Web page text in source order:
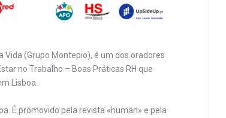
Vida (Grupo Montepio), é um dos oradores
no Trabalho – Boas Práticas RH que
Lisboa.
É promovido pela revista «human» e pela